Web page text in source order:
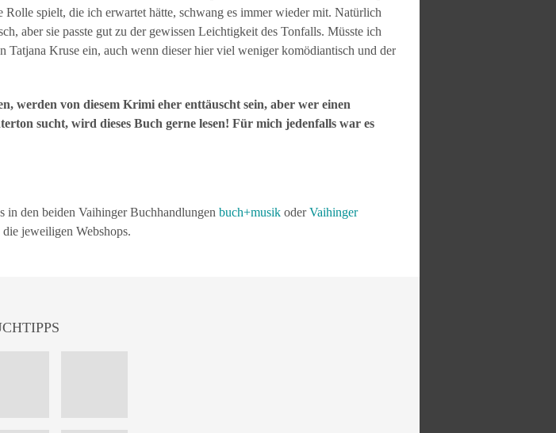
spielt, die ich erwartet hätte, schwang es immer wieder mit. Natürlich
aber sie passte gut zu der gewissen Leichtigkeit des Tonfalls. Müsste ich
Kruse ein, auch wenn dieser hier viel weniger komödiantisch und der
werden von diesem Krimi eher enttäuscht sein, aber wer einen
sucht, wird dieses Buch gerne lesen! Für mich jedenfalls war es
in den beiden Vaihinger Buchhandlungen buch+musik oderVaihinger
jeweiligen Webshops.